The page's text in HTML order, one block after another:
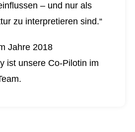
– und nur als
zu interpretieren sind.“
Jahre 2018
ist unsere Co-Pilotin im